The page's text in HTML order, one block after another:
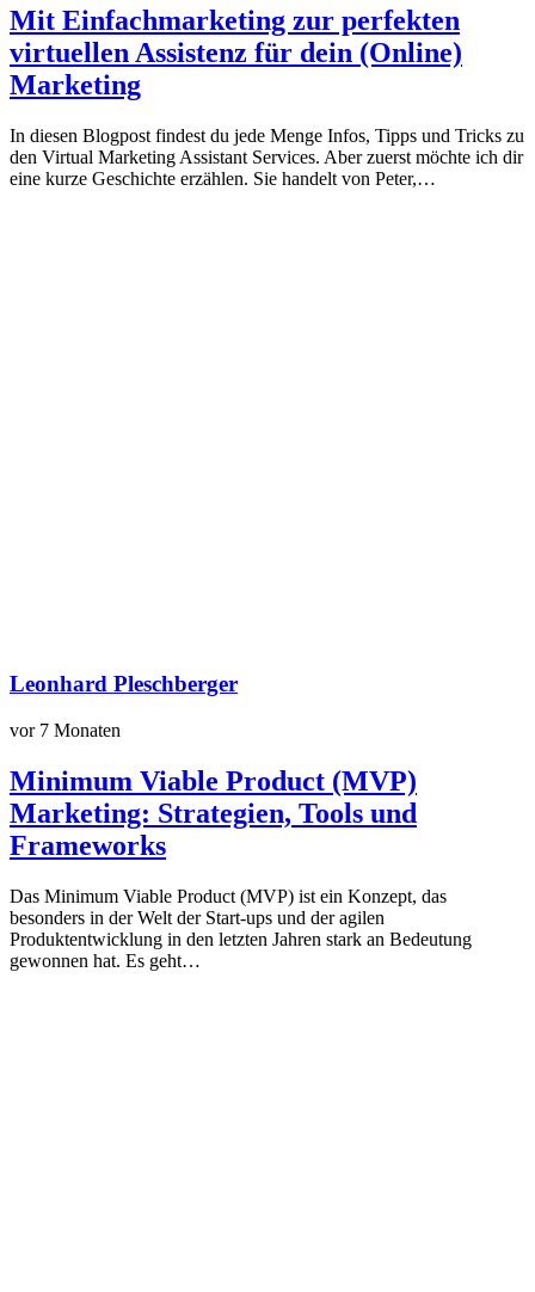
Mit Einfachmarketing zur perfekten
virtuellen Assistenz für dein (Online)
Marketing
In diesen Blogpost findest du jede Menge Infos, Tipps und Tricks zu
den Virtual Marketing Assistant Services. Aber zuerst möchte ich dir
eine kurze Geschichte erzählen. Sie handelt von Peter,…
Leonhard Pleschberger
vor 7 Monaten
Minimum Viable Product (MVP)
Marketing: Strategien, Tools und
Frameworks
Das Minimum Viable Product (MVP) ist ein Konzept, das
besonders in der Welt der Start-ups und der agilen
Produktentwicklung in den letzten Jahren stark an Bedeutung
gewonnen hat. Es geht…